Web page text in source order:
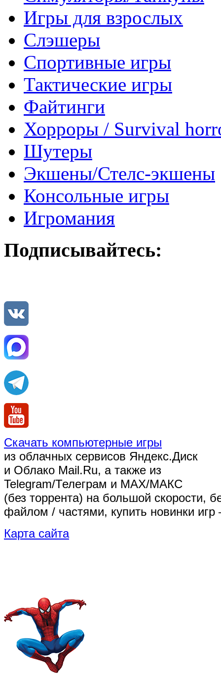
Игры для взрослых
Слэшеры
Спортивные игры
Тактические игры
Файтинги
Хорроры / Survival
Шутеры
Экшены/Стелс-экшены
Консольные игры
Игромания
Подписывайтесь:
Скачать компьютерные игры
из облачных сервисов Яндекс.Диск
и Облако Mail.Ru, а также из
Telegram/Телеграм и MAX/МАКС
(без торрента) на большой скорости,
файлом / частями, купить новинки
Карта сайта